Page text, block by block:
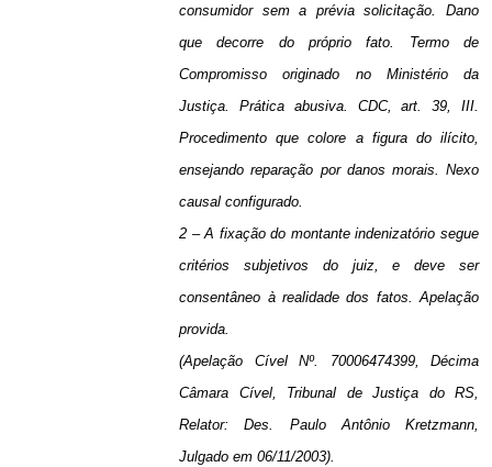
consumidor sem a prévia solicitação. Dano
que decorre do próprio fato. Termo de
Compromisso originado no Ministério da
Justiça. Prática abusiva. CDC, art. 39, III.
Procedimento que colore a figura do ilícito,
ensejando reparação por danos morais. Nexo
causal configurado.
2 – A fixação do montante indenizatório segue
critérios subjetivos do juiz, e deve ser
consentâneo à realidade dos fatos. Apelação
provida.
(Apelação Cível Nº. 70006474399, Décima
Câmara Cível, Tribunal de Justiça do RS,
Relator: Des. Paulo Antônio Kretzmann,
Julgado em 06/11/2003).